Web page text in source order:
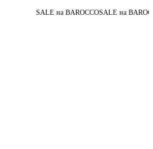
SALE на BAROCCOSALE на BAROCCOДо